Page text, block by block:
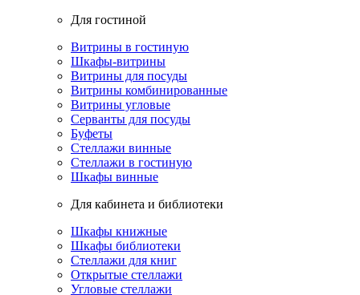
Для гостиной
Витрины в гостиную
Шкафы-витрины
Витрины для посуды
Витрины комбинированные
Витрины угловые
Серванты для посуды
Буфеты
Стеллажи винные
Стеллажи в гостиную
Шкафы винные
Для кабинета и библиотеки
Шкафы книжные
Шкафы библиотеки
Стеллажи для книг
Открытые стеллажи
Угловые стеллажи